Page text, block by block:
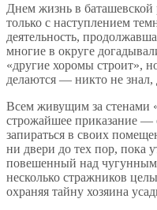
Днем жизнь в
только с наступлением
деятельность,
многие в округе
«другие хоромы строит»,
делаются — никто не знал,
Всем живущим за стенами
строжайшее приказание —
запираться в своих
ни двери до тех пор, пока
повешенный над
несколько стражников
охраняя тайну хозяина